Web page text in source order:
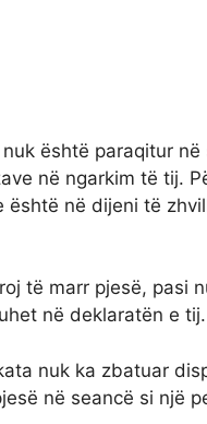
është paraqitur
në ngarkim të tij.
është në dijeni të
të marr pjesë, pasi
në deklaratën e tij.
nuk ka zbatuar
në seancë si një